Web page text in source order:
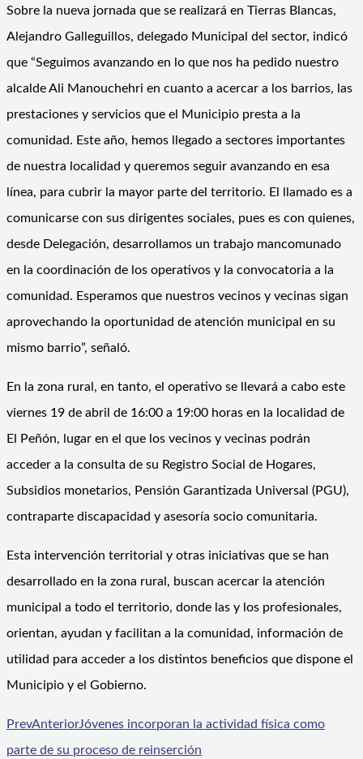
Sobre la nueva jornada que se realizará en Tierras Blancas,
Alejandro Galleguillos, delegado Municipal del sector, indicó
que “Seguimos avanzando en lo que nos ha pedido nuestro
alcalde Ali Manouchehri en cuanto a acercar a los barrios, las
prestaciones y servicios que el Municipio presta a la
comunidad. Este año, hemos llegado a sectores importantes
de nuestra localidad y queremos seguir avanzando en esa
línea, para cubrir la mayor parte del territorio. El llamado es a
comunicarse con sus dirigentes sociales, pues es con quienes,
desde Delegación, desarrollamos un trabajo mancomunado
en la coordinación de los operativos y la convocatoria a la
comunidad. Esperamos que nuestros vecinos y vecinas sigan
aprovechando la oportunidad de atención municipal en su
mismo barrio”, señaló.
En la zona rural, en tanto, el operativo se llevará a cabo este
viernes 19 de abril de 16:00 a 19:00 horas en la localidad de
El Peñón, lugar en el que los vecinos y vecinas podrán
acceder a la consulta de su Registro Social de Hogares,
Subsidios monetarios, Pensión Garantizada Universal (PGU),
contraparte discapacidad y asesoría socio comunitaria.
Esta intervención territorial y otras iniciativas que se han
desarrollado en la zona rural, buscan acercar la atención
municipal a todo el territorio, donde las y los profesionales,
orientan, ayudan y facilitan a la comunidad, información de
utilidad para acceder a los distintos beneficios que dispone el
Municipio y el Gobierno.
PrevAnteriorJóvenes incorporan la actividad física como
parte de su proceso de reinserción